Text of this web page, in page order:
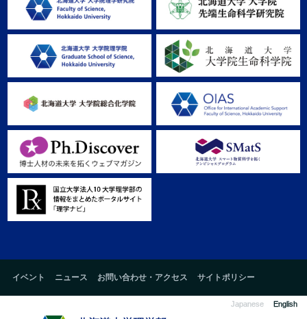
イベント ニュース お問い合わせ・アクセス サイトポリシー
Japanese English